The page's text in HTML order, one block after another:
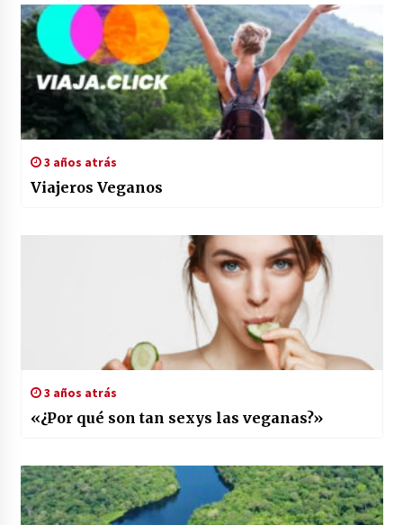
3 años atrás
Viajeros Veganos
3 años atrás
«¿Por qué son tan sexys las veganas?»